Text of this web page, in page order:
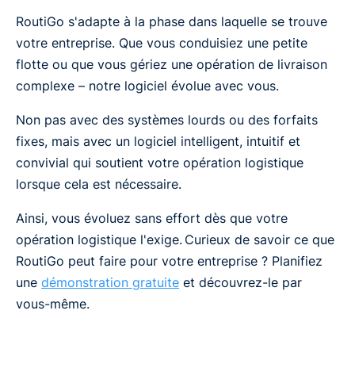
RoutiGo s'adapte à la phase dans laquelle se trouve
votre entreprise. Que vous conduisiez une petite
flotte ou que vous gériez une opération de livraison
complexe – notre logiciel évolue avec vous.
Non pas avec des systèmes lourds ou des forfaits
fixes, mais avec un logiciel intelligent, intuitif et
convivial qui soutient votre opération logistique
lorsque cela est nécessaire.
Ainsi, vous évoluez sans effort dès que votre
opération logistique l'exige. Curieux de savoir ce que
RoutiGo peut faire pour votre entreprise ? Planifiez
une démonstration gratuite et découvrez-le par
vous-même.